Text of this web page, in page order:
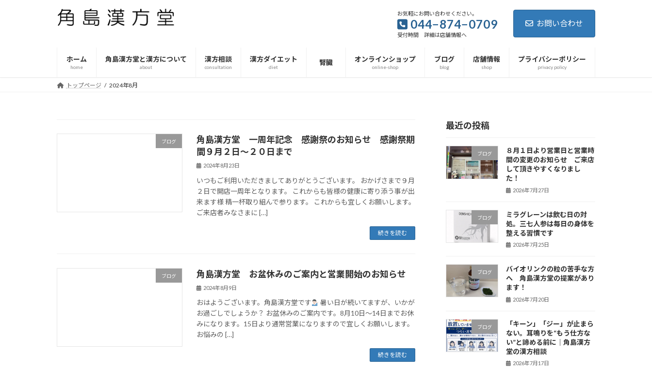
お気軽にお問い合わせください。
044−874−0709
受付時間 詳細は店舗情報へ
お問い合わせ
ホーム
home
角島漢方堂と漢方について
about
漢方相談
consultation
漢方ダイエット
diet
腎臓 オンラインショップ
online-shop
ブログ
blog
店舗情報
shop
プライバシーポリシー
privacy policy
トップページ 2024年8月
ブログ
角島漢方堂 一周年記念 感謝祭のお知らせ 感謝祭期
間９月２日〜２０日まで
2024年8月23日
いつもご利用いただきましてありがとうございます。 おかげさまで９月
２日で開店一周年となります。 これからも皆様の健康に寄り添う事が出
来ます様 精一杯取り組んで参ります。 これからも宜しくお願いします。
ご来店者みなさまに […]
続きを読む
ブログ 角島漢方堂 お盆休みのご案内と営業開始のお知らせ
2024年8月9日
おはようございます。角島漢方堂です
暑い日が続いてますが、いかが
お過ごしでしょうか？ お盆休みのご案内です。8月10日〜14日までお休
みになります。15日より通常営業になりますので宜しくお願いします。
お悩みの […]
続きを読む
最近の投稿
ブログ
８月１日より営業日と営業時
間の変更のお知らせ ご来店
して頂きやすくなりまし
た！
2026年7月27日
ブログ
ミラグレーンは飲む日の対
処。三七人参は毎日の身体を
整える習慣です
2026年7月25日
ブログ
バイオリンクの粒の苦手な方
へ 角島漢方堂の提案があり
ます！
2026年7月20日
ブログ
「キーン」「ジー」が止まら
ない。耳鳴りを“もう仕方な
い”と諦める前に｜角島漢方
堂の漢方相談
2026年7月17日